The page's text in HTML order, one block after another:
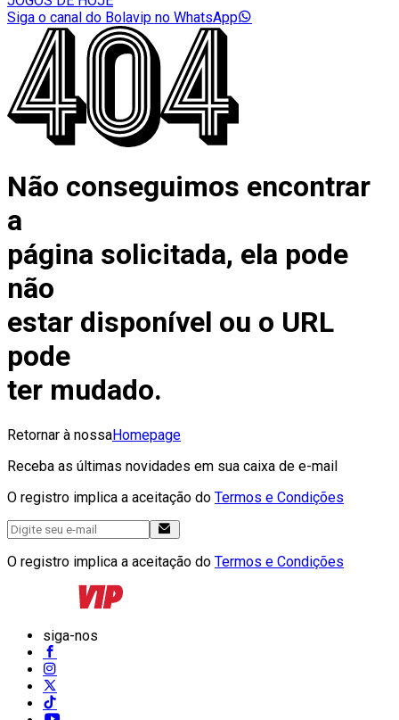
Siga o canal do Bolavip no WhatsApp
Não conseguimos encontrar
a
página solicitada, ela pode
não
estar disponível ou o URL
pode
ter mudado.
Retornar à nossaHomepage
Receba as últimas novidades em sua caixa de e-mail
O registro implica a aceitação do Termos e Condições
O registro implica a aceitação do Termos e Condições
siga-nos